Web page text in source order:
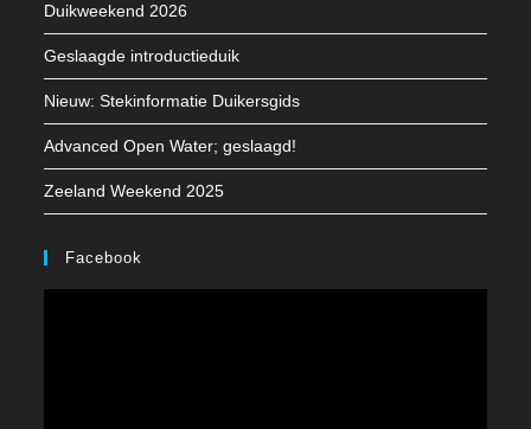
nieuwe
nieuwe
nieuwe
Duikweekend 2026
Geslaagde introductieduik
Nieuw: Stekinformatie Duikersgids
Advanced Open Water; geslaagd!
Zeeland Weekend 2025
Facebook